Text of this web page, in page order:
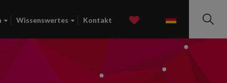
Wissenswertes
Kontakt